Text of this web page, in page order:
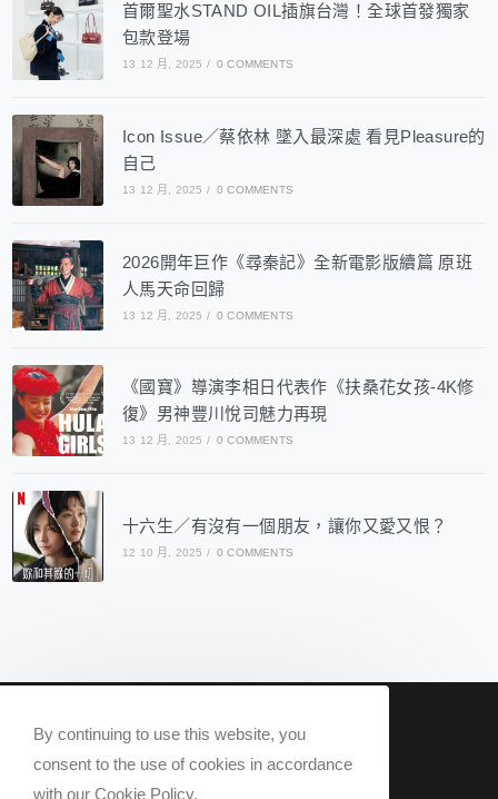
首爾聖水STAND OIL插旗台灣！全球首發獨家
包款登場
13 12 月, 2025 / 0 COMMENTS
Icon Issue／蔡依林 墜入最深處 看見Pleasure的
自己
13 12 月, 2025 / 0 COMMENTS
2026開年巨作《尋秦記》全新電影版續篇 原班
人馬天命回歸
13 12 月, 2025 / 0 COMMENTS
《國寶》導演李相日代表作《扶桑花女孩-4K修
復》男神豐川悅司魅力再現
13 12 月, 2025 / 0 COMMENTS
十六生／有沒有一個朋友，讓你又愛又恨？
12 10 月, 2025 / 0 COMMENTS
Now Q 2020 @ All rights reserved.
By continuing to use this website, you
consent to the use of cookies in accordance
with our Cookie Policy.